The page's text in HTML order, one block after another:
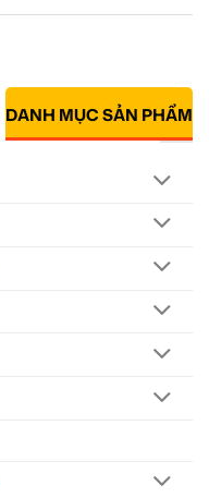
DANH MỤC SẢN PHẨM